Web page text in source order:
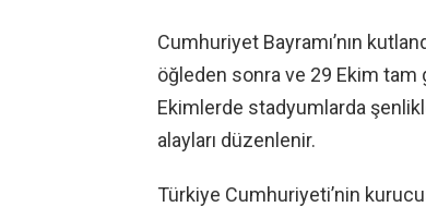
Cumhuriyet Bayramı’nın
öğleden sonra ve 29 Ekim
Ekimlerde stadyumlarda
alayları düzenlenir.
Türkiye Cumhuriyeti’nin